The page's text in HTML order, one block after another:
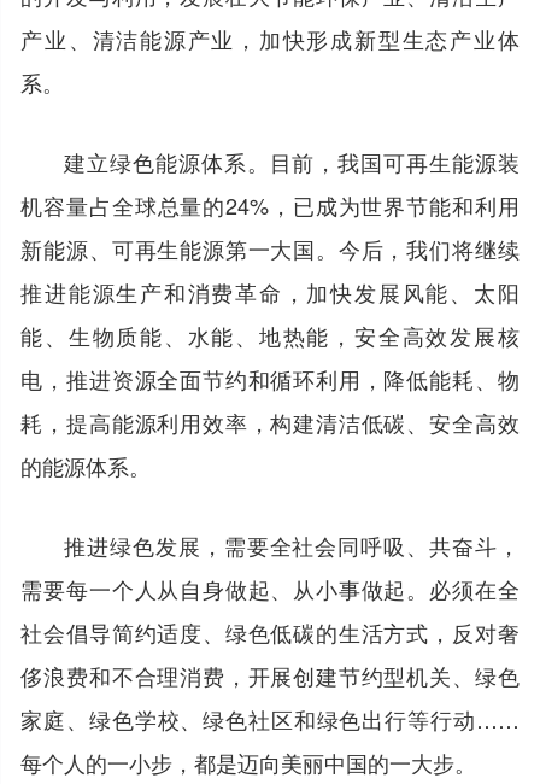
产业、清洁能源产业，加快形成新型生态产业体
系。
建立绿色能源体系。目前，我国可再生能源装
机容量占全球总量的24%，已成为世界节能和利用
新能源、可再生能源第一大国。今后，我们将继续
推进能源生产和消费革命，加快发展风能、太阳
能、生物质能、水能、地热能，安全高效发展核
电，推进资源全面节约和循环利用，降低能耗、物
耗，提高能源利用效率，构建清洁低碳、安全高效
的能源体系。
推进绿色发展，需要全社会同呼吸、共奋斗，
需要每一个人从自身做起、从小事做起。必须在全
社会倡导简约适度、绿色低碳的生活方式，反对奢
侈浪费和不合理消费，开展创建节约型机关、绿色
家庭、绿色学校、绿色社区和绿色出行等行动……
每个人的一小步，都是迈向美丽中国的一大步。